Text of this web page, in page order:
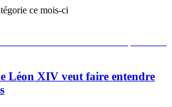
ce mois-ci
Léon XIV veut faire entendre